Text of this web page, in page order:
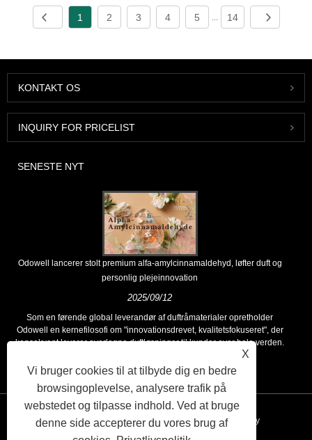
1 2 3 4 5 ... 14
KONTAKT OS
INQUIRY FOR PRICELIST
SENESTE NYT
Odowell lancerer stolt premium alfa-amylcinnamaldehyd, løfter duft og
personlig plejeinnovation
2025/09/12
Som en førende global leverandør af duftråmaterialer opretholder
Odowell en kernefilosofi om "innovationsdrevet, kvalitetsfokuseret", der
konsekvent leverer overlegne duftløsninger til kunder over hele verden.
Links Sitemap RSS XML Privacy Policy
X
Vi bruger cookies til at tilbyde dig en bedre
browsingoplevelse, analysere trafik på
webstedet og tilpasse indhold. Ved at bruge
denne side accepterer du vores brug af